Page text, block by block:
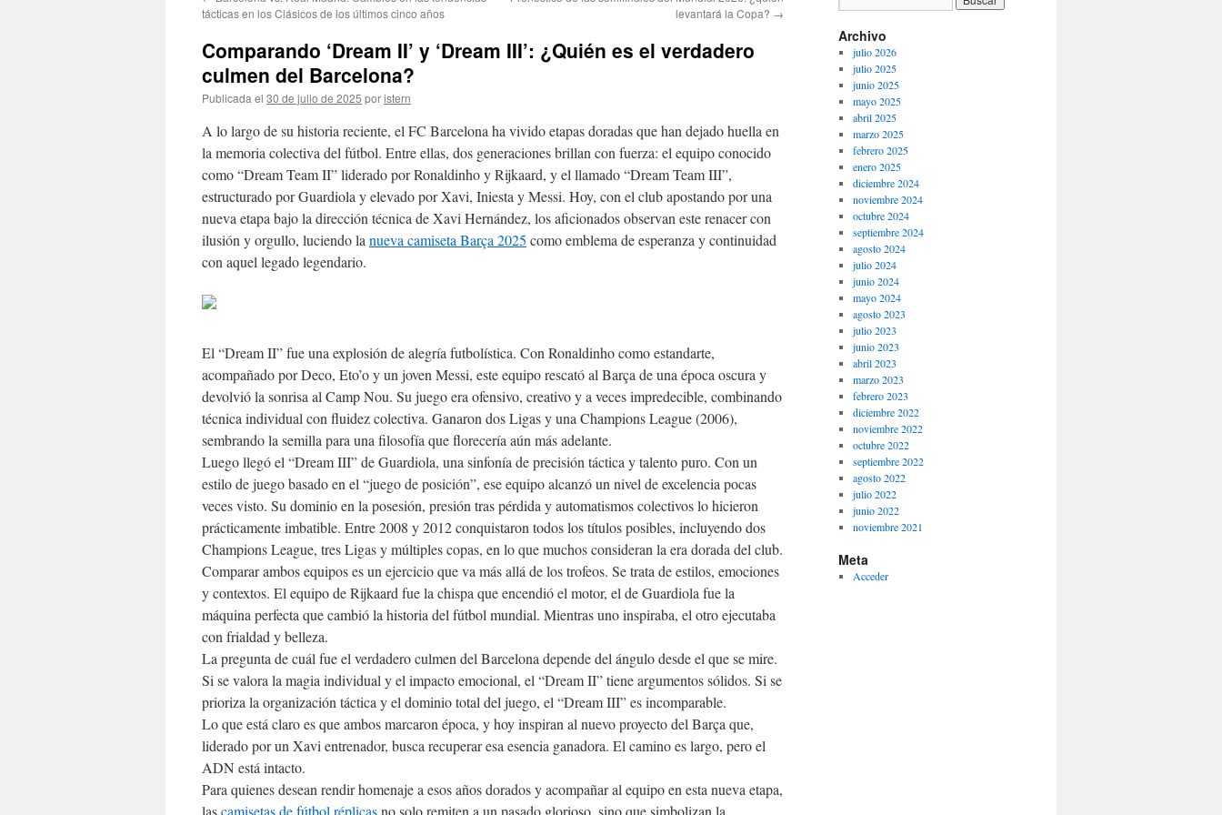
contenido
tácticas en los Clásicos de los últimos cinco años
levantará la Copa? →
Comparando ‘Dream II’ y ‘Dream III’: ¿Quién es el verdadero
culmen del Barcelona?
Publicada el 30 de julio de 2025 poristern
A lo largo de su historia reciente, el FC Barcelona ha vivido etapas doradas que han dejado huella en
la memoria colectiva del fútbol. Entre ellas, dos generaciones brillan con fuerza: el equipo conocido
como “Dream Team II” liderado por Ronaldinho y Rijkaard, y el llamado “Dream Team III”,
estructurado por Guardiola y elevado por Xavi, Iniesta y Messi. Hoy, con el club apostando por una
nueva etapa bajo la dirección técnica de Xavi Hernández, los aficionados observan este renacer con
ilusión y orgullo, luciendo la nueva camiseta Barça 2025 como emblema de esperanza y continuidad
con aquel legado legendario.
El “Dream II” fue una explosión de alegría futbolística. Con Ronaldinho como estandarte,
acompañado por Deco, Eto’o y un joven Messi, este equipo rescató al Barça de una época oscura y
devolvió la sonrisa al Camp Nou. Su juego era ofensivo, creativo y a veces impredecible, combinando
técnica individual con fluidez colectiva. Ganaron dos Ligas y una Champions League (2006),
sembrando la semilla para una filosofía que florecería aún más adelante.
Luego llegó el “Dream III” de Guardiola, una sinfonía de precisión táctica y talento puro. Con un
estilo de juego basado en el “juego de posición”, ese equipo alcanzó un nivel de excelencia pocas
veces visto. Su dominio en la posesión, presión tras pérdida y automatismos colectivos lo hicieron
prácticamente imbatible. Entre 2008 y 2012 conquistaron todos los títulos posibles, incluyendo dos
Champions League, tres Ligas y múltiples copas, en lo que muchos consideran la era dorada del club.
Comparar ambos equipos es un ejercicio que va más allá de los trofeos. Se trata de estilos, emociones
y contextos. El equipo de Rijkaard fue la chispa que encendió el motor, el de Guardiola fue la
máquina perfecta que cambió la historia del fútbol mundial. Mientras uno inspiraba, el otro ejecutaba
con frialdad y belleza.
La pregunta de cuál fue el verdadero culmen del Barcelona depende del ángulo desde el que se mire.
Si se valora la magia individual y el impacto emocional, el “Dream II” tiene argumentos sólidos. Si se
prioriza la organización táctica y el dominio total del juego, el “Dream III” es incomparable.
Lo que está claro es que ambos marcaron época, y hoy inspiran al nuevo proyecto del Barça que,
liderado por un Xavi entrenador, busca recuperar esa esencia ganadora. El camino es largo, pero el
ADN está intacto.
Para quienes desean rendir homenaje a esos años dorados y acompañar al equipo en esta nueva etapa,
lascamisetas de fútbol réplicasno solo remiten a un pasado glorioso, sino que simbolizan la
Archivo
julio 2026
julio 2025
junio 2025
mayo 2025
abril 2025
marzo 2025
febrero 2025
enero 2025
diciembre 2024
noviembre 2024
octubre 2024
septiembre 2024
agosto 2024
julio 2024
junio 2024
mayo 2024
agosto 2023
julio 2023
junio 2023
abril 2023
marzo 2023
febrero 2023
diciembre 2022
noviembre 2022
octubre 2022
septiembre 2022
agosto 2022
julio 2022
junio 2022
noviembre 2021
Meta
Acceder